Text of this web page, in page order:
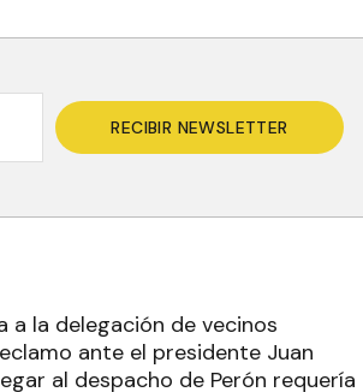
RECIBIR NEWSLETTER
a la delegación de vecinos
ante el presidente Juan
al despacho de Perón requería